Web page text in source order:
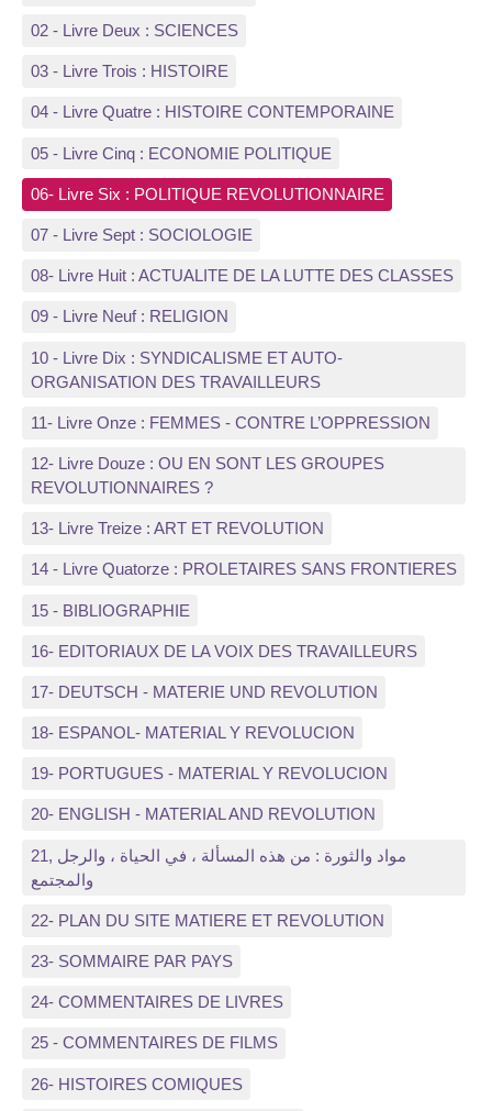
02 - Livre Deux : SCIENCES
03 - Livre Trois : HISTOIRE
04 - Livre Quatre : HISTOIRE CONTEMPORAINE
05 - Livre Cinq : ECONOMIE POLITIQUE
06- Livre Six : POLITIQUE REVOLUTIONNAIRE
07 - Livre Sept : SOCIOLOGIE
08- Livre Huit : ACTUALITE DE LA LUTTE DES CLASSES
09 - Livre Neuf : RELIGION
10 - Livre Dix : SYNDICALISME ET AUTO-
ORGANISATION DES TRAVAILLEURS
11- Livre Onze : FEMMES - CONTRE L’OPPRESSION
12- Livre Douze : OU EN SONT LES GROUPES
REVOLUTIONNAIRES ?
13- Livre Treize : ART ET REVOLUTION
14 - Livre Quatorze : PROLETAIRES SANS FRONTIERES
15 - BIBLIOGRAPHIE
16- EDITORIAUX DE LA VOIX DES TRAVAILLEURS
17- DEUTSCH - MATERIE UND REVOLUTION
18- ESPANOL- MATERIAL Y REVOLUCION
19- PORTUGUES - MATERIAL Y REVOLUCION
20- ENGLISH - MATERIAL AND REVOLUTION
21, مواد والثورة : من هذه المسألة ، في الحياة ، والرجل
والمجتمع
22- PLAN DU SITE MATIERE ET REVOLUTION
23- SOMMAIRE PAR PAYS
24- COMMENTAIRES DE LIVRES
25 - COMMENTAIRES DE FILMS
26- HISTOIRES COMIQUES